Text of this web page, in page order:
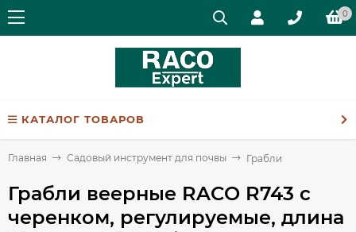
0
КАТАЛОГ ТОВАРОВ
Главная Садовый инструмент для почвы Грабли
Грабли веерные RACO R743 с
черенком, регулируемые, длина